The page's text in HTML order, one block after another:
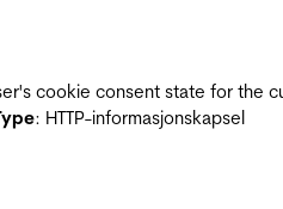
cookie consent state for the
: HTTP-informasjonskapsel